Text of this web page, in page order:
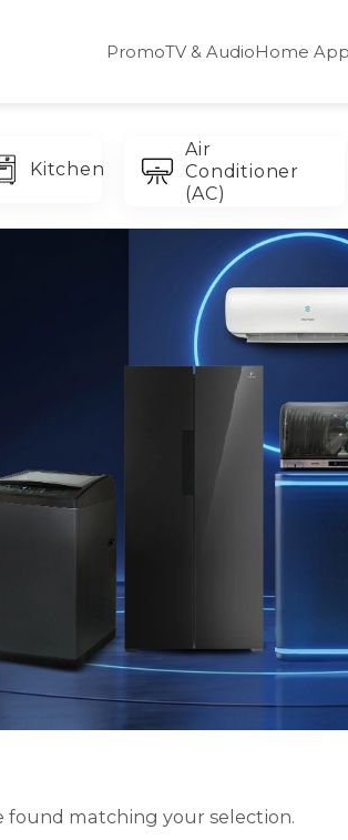
PromoTV & AudioHome
Kitchen
Air
Conditioner
(AC)
found matching your selection.